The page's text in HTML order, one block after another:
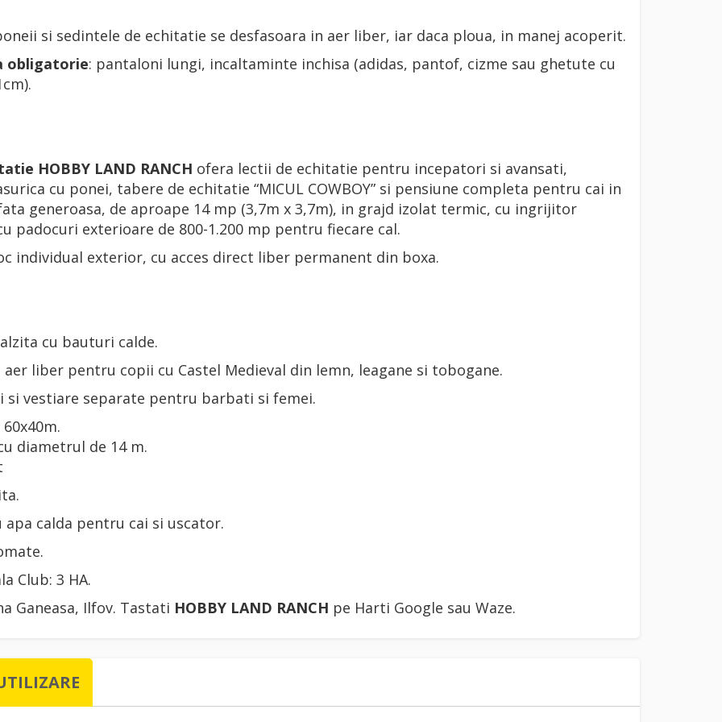
si sedintele de echitatie se desfasoara in aer liber, iar daca ploua, in manej acoperit.
obligatorie: pantaloni lungi, incaltaminte inchisa (adidas, pantof, cizme sau ghetute cu
HOBBY LAND RANCH ofera lectii de echitatie pentru incepatori si avansati,
cu ponei, tabere de echitatie “MICUL COWBOY” si pensiune completa pentru cai in
generoasa, de aproape 14 mp (3,7m x 3,7m), in grajd izolat termic, cu ingrijitor
padocuri exterioare de 800-1.200 mp pentru fiecare cal.
individual exterior, cu acces direct liber permanent din boxa.
cu bauturi calde.
aer liber pentru copii cu Castel Medieval din lemn, leagane si tobogane.
si vestiare separate pentru barbati si femei.
diametrul de 14 m.
calda pentru cai si uscator.
Club: 3 HA.
Ganeasa, Ilfov. Tastati HOBBY LAND RANCH pe Harti Google sau Waze.